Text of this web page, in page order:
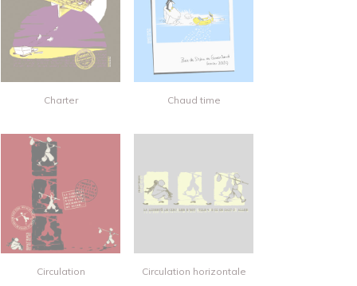
Charter Chaud time
Circulation Circulation horizontale